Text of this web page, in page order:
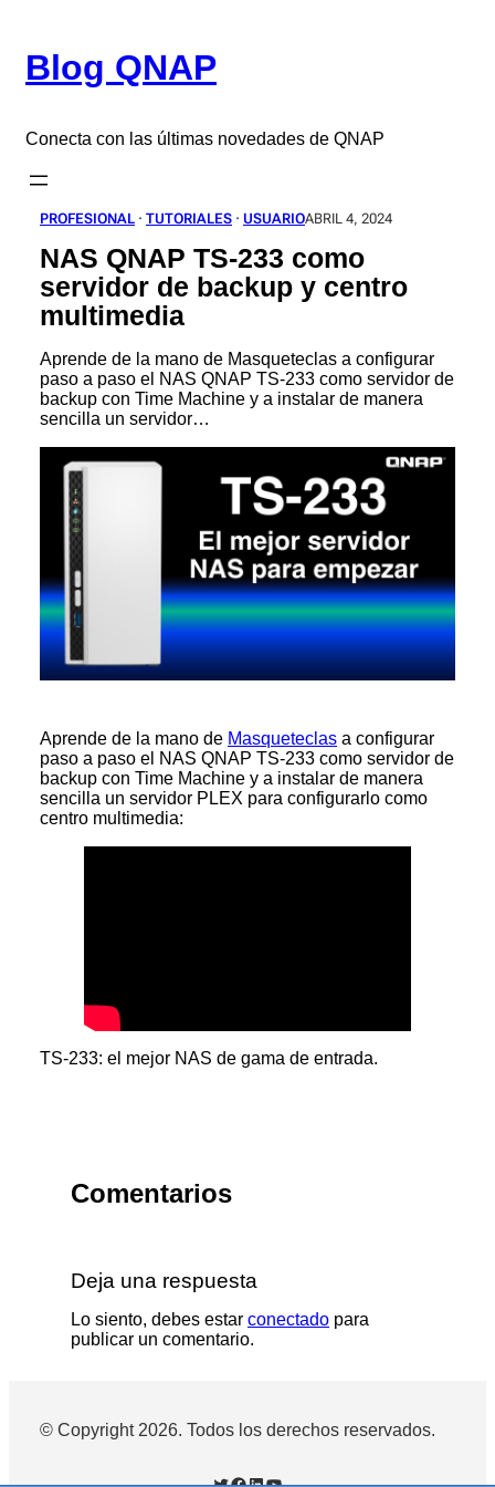
contenido
Blog QNAP
Conecta con las últimas novedades de QNAP
PROFESIONAL · TUTORIALES · USUARIOABRIL 4, 2024
NAS QNAP TS-233 como
servidor de backup y centro
multimedia
Aprende de la mano de Masqueteclas a configurar
paso a paso el NAS QNAP TS-233 como servidor de
backup con Time Machine y a instalar de manera
sencilla un servidor…
Aprende de la mano de Masqueteclas a configurar
paso a paso el NAS QNAP TS-233 como servidor de
backup con Time Machine y a instalar de manera
sencilla un servidor PLEX para configurarlo como
centro multimedia:
TS-233: el mejor NAS de gama de entrada.
Comentarios
Deja una respuesta
Lo siento, debes estar conectado para
publicar un comentario.
© Copyright 2026. Todos los derechos reservados.